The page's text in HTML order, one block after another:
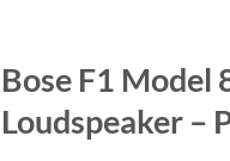
Bose F1 Model
Loudspeaker –